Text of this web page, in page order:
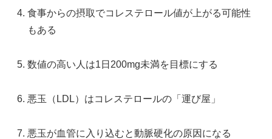
食事からの摂取でコレステロール値が上がる可能性
もある
数値の高い人は1日200mg未満を目標にする
悪玉（LDL）はコレステロールの「運び屋」
悪玉が血管に入り込むと動脈硬化の原因になる